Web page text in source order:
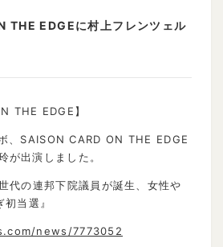
THE EDGEに村上フレンツェル
THE EDGE】
、SAISON CARD ON THE EDGE
が出演しました。
代の連邦下院議員が誕生、女性や
当選』
news/7773052